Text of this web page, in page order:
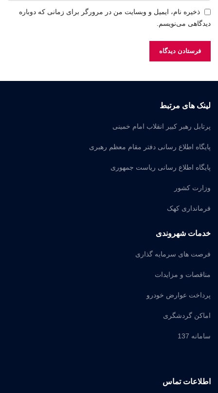
ذخیره نام، ایمیل و وبسایت من در مرورگر برای زمانی که دوباره
دیدگاهی می‌نویسم.
لینک های مرتبط
پرتابل رهبر کبیر انقلاب امام خمینی
پایگاه اطلاع رسانی دفتر مقام معظم رهبری
پایگاه اطلاع رسانی ریاست جمهوری
وزارت کشور
فرمانداری کهک
خدمات شهروندی
فرصت های سرمایه گذاری
مناقصات و مزایدات
پرداخت عوارض خودرو
اماکن گردشگری
سامانه 137
اطلاعات تماس